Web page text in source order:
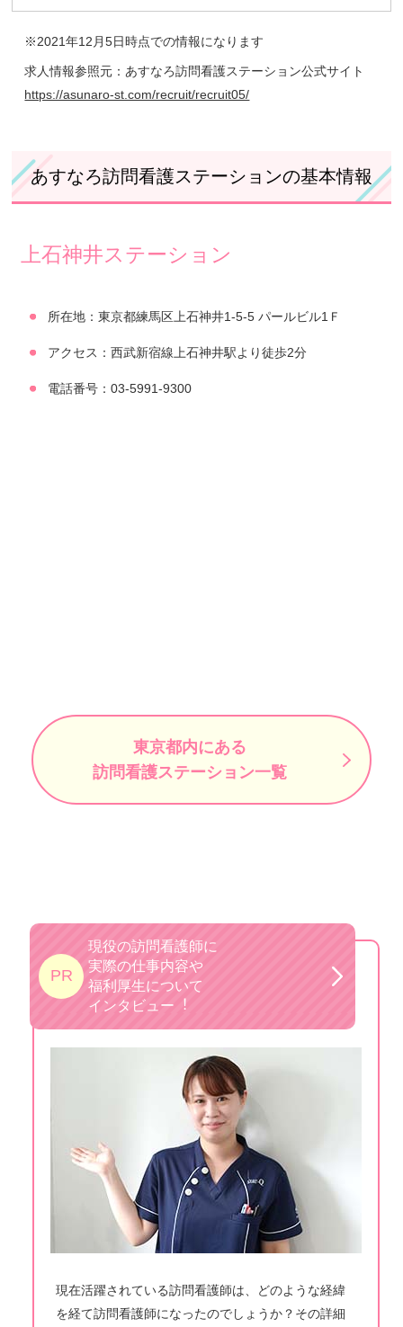
※2021年12月5日時点での情報になります
求人情報参照元：あすなろ訪問看護ステーション公式サイト
https://asunaro-st.com/recruit/recruit05/
あすなろ訪問看護ステーションの基本情報
上石神井ステーション
所在地：東京都練馬区上石神井1-5-5 パールビル1Ｆ
アクセス：西武新宿線上石神井駅より徒歩2分
電話番号：03-5991-9300
東京都内にある
訪問看護ステーション一覧
PR
現役の訪問看護師に
実際の仕事内容や
福利厚生について
インタビュー︕
現在活躍されている訪問看護師は、どのような経緯
を経て訪問看護師になったのでしょうか？その詳細